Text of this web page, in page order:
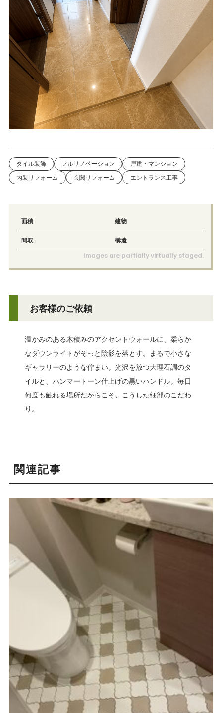
タイル装飾 フルリノベーション
戸建・マンション
内装リフォーム
玄関リフォーム エントランス工事
面積 建物
間取
構造
Images are partially virtually staged.
お客様のご依頼
温かみのある木積みのアクセントウォールに、柔らか
なダウンライトがそっと陰影を落とす。まるで小さな
ギャラリーのような佇まい。光沢を放つ大理石調のタ
イルと、ハンマートーン仕上げの黒いハンドル。毎日
何度も触れる場所だからこそ、こうした細部のこだわ
り。
関連記事